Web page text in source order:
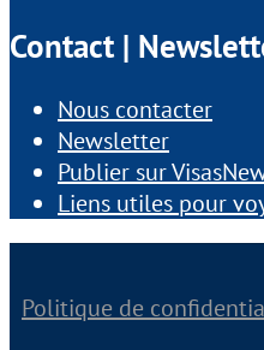
Contact |
Nous contacter
Newsletter
Publier sur
Liens utiles pour
Politique de